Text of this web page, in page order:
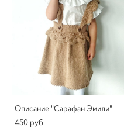
Описание "Сарафан Эмили"
450 pуб.